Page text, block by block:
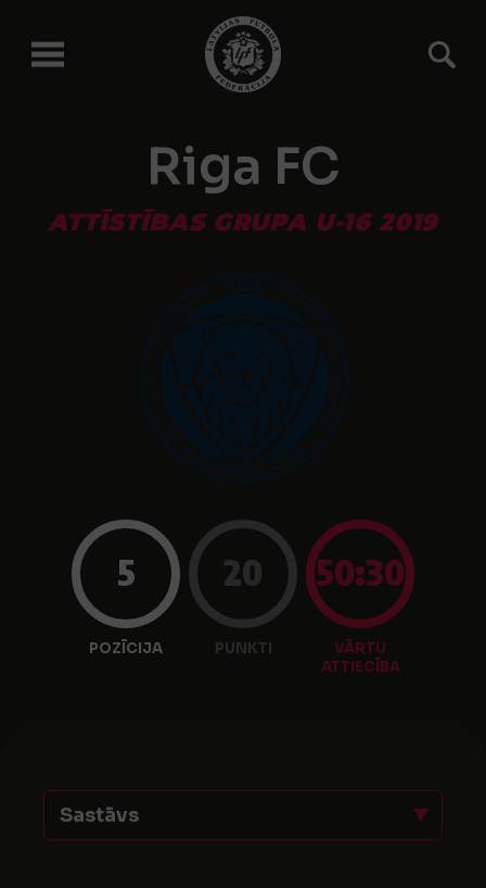
Riga FC
ATTĪSTĪBAS GRUPA U-16 2019
5
POZĪCIJA
20
PUNKTI
50:30
VĀRTU
ATTIECĪBA
Sastāvs